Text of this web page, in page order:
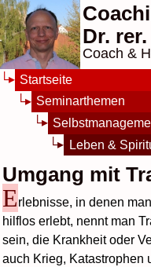
Dr.
Coach &
Startseite
Seminarthemen
Leben &
Umgang mit
Erlebnisse, in denen
hilflos erlebt, nennt man
sein, die Krankheit oder
auch Krieg, Katastrophen